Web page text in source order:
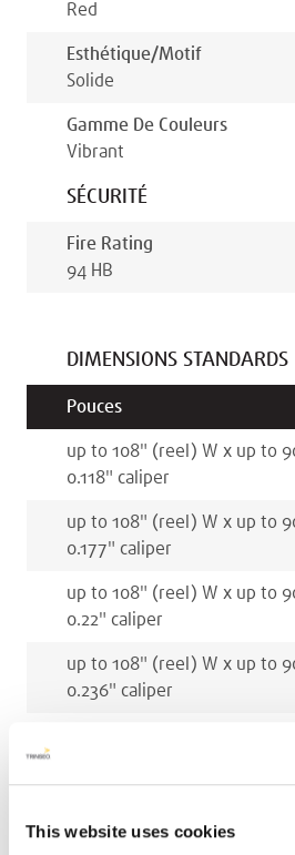
This website uses cookies
Red
Esthétique/motif
Solide
Gamme De Couleurs
Vibrant
SÉCURITÉ
Fire Rating
94 HB
DIMENSIONS STANDARDS
Pouces
up to 108" (reel) W x up to
0.118" caliper
up to 108" (reel) W x up to
0.177" caliper
up to 108" (reel) W x up to
0.22" caliper
up to 108" (reel) W x up to
0.236" caliper
(reel)L x caliper